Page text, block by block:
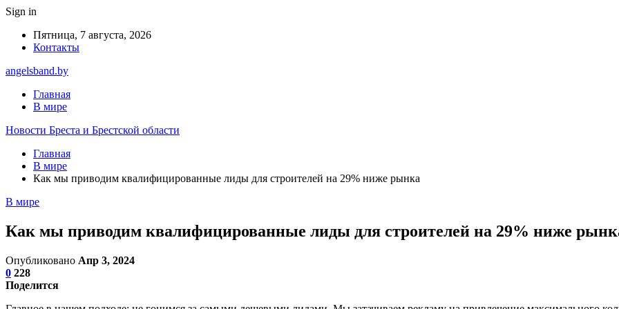
Sign in
Пятница, 7 августа, 2026
Контакты
angelsband.by
Главная
В мире
Новости Бреста и Брестской области
Главная
В мире
Как мы приводим квалифицированные лиды для строителей на 29% ниже рынка
В мире
Как мы приводим квалифицированные лиды для строителей на 29% ниже
Опубликовано Апр 3, 2024
0 228
Поделится